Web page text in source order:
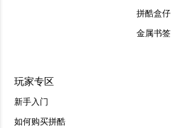
拼酷盒仔
金属书签
玩家专区
新手入门
如何购买拼酷